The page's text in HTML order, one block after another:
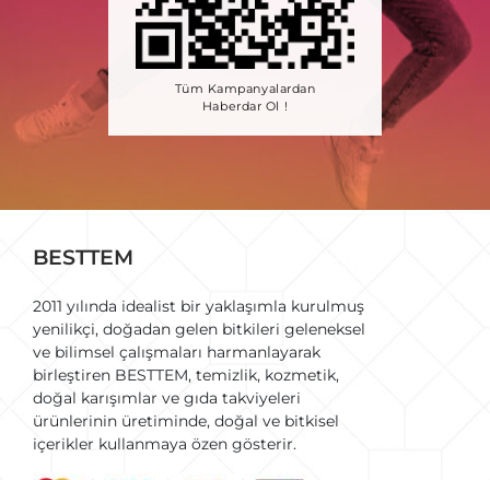
Tüm Kampanyalardan
Haberdar Ol !
BESTTEM
2011 yılında idealist bir yaklaşımla kurulmuş
yenilikçi, doğadan gelen bitkileri geleneksel
ve bilimsel çalışmaları harmanlayarak
birleştiren BESTTEM, temizlik, kozmetik,
doğal karışımlar ve gıda takviyeleri
ürünlerinin üretiminde, doğal ve bitkisel
içerikler kullanmaya özen gösterir.